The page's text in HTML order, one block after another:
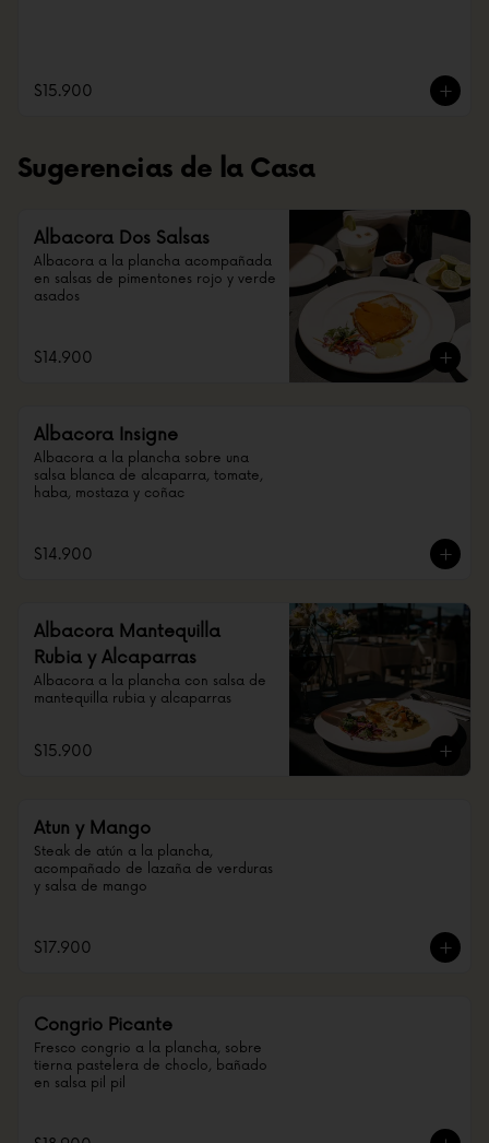
$15.900
Sugerencias de la Casa
Albacora Dos Salsas
Albacora a la plancha acompañada
en salsas de pimentones rojo y verde
asados
$14.900
Albacora Insigne
Albacora a la plancha sobre una
salsa blanca de alcaparra, tomate,
haba, mostaza y coñac
$14.900
Albacora Mantequilla
Rubia y Alcaparras
Albacora a la plancha con salsa de
mantequilla rubia y alcaparras
$15.900
Atun y Mango
Steak de atún a la plancha,
acompañado de lazaña de verduras
y salsa de mango
$17.900
Congrio Picante
Fresco congrio a la plancha, sobre
tierna pastelera de choclo, bañado
en salsa pil pil